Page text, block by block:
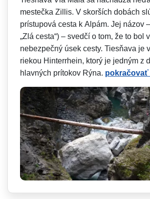
mestečka Zillis. V skorších dobách
prístupová cesta k Alpám. Jej názov
„Zlá cesta“) – svedčí o tom, že to bol
nebezpečný úsek cesty. Tiesňava je
riekou Hinterrhein, ktorý je jedným z
hlavných prítokov Rýna. pokračovať